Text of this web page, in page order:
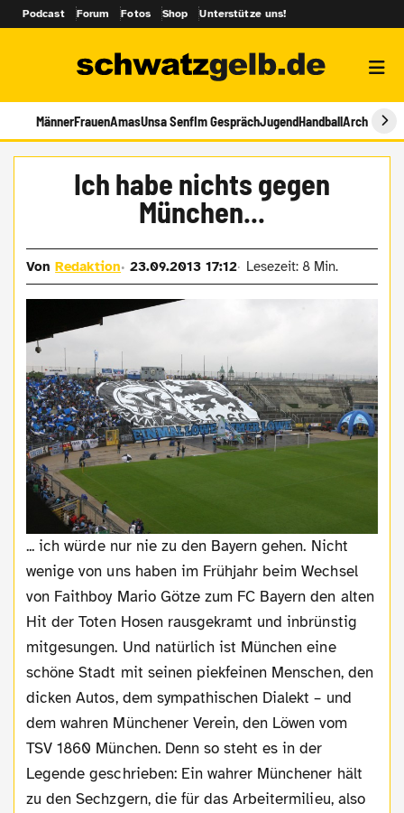
Podcast Forum Fotos Shop Unterstütze uns!
MännerFrauenAmasUnsa SenfIm GesprächJugendHandballArchiv
Ich habe nichts gegen
München...
VonRedaktion 23.09.2013 17:12 Lesezeit: 8 Min.
... ich würde nur nie zu den Bayern gehen. Nicht
wenige von uns haben im Frühjahr beim Wechsel
von Faithboy Mario Götze zum FC Bayern den alten
Hit der Toten Hosen rausgekramt und inbrünstig
mitgesungen. Und natürlich ist München eine
schöne Stadt mit seinen piekfeinen Menschen, den
dicken Autos, dem sympathischen Dialekt – und
dem wahren Münchener Verein, den Löwen vom
TSV 1860 München. Denn so steht es in der
Legende geschrieben: Ein wahrer Münchener hält
zu den Sechzgern, die für das Arbeitermilieu, also